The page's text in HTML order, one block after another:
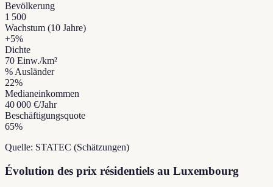
Bevölkerung
1 500
Wachstum (10 Jahre)
+5%
Dichte
70 Einw./km²
% Ausländer
22%
Medianeinkommen
40 000 €/Jahr
Beschäftigungsquote
65%
Quelle: STATEC (Schätzungen)
Évolution des prix résidentiels au Luxembourg